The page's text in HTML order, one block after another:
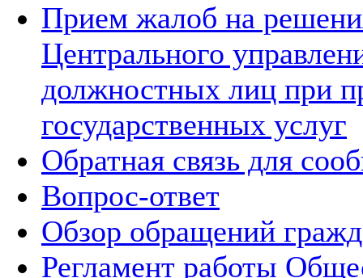
Прием жалоб на
Центрального
должностных лиц при
государственных услуг
Обратная связь для
Вопрос-ответ
Обзор обращений
Регламент работы